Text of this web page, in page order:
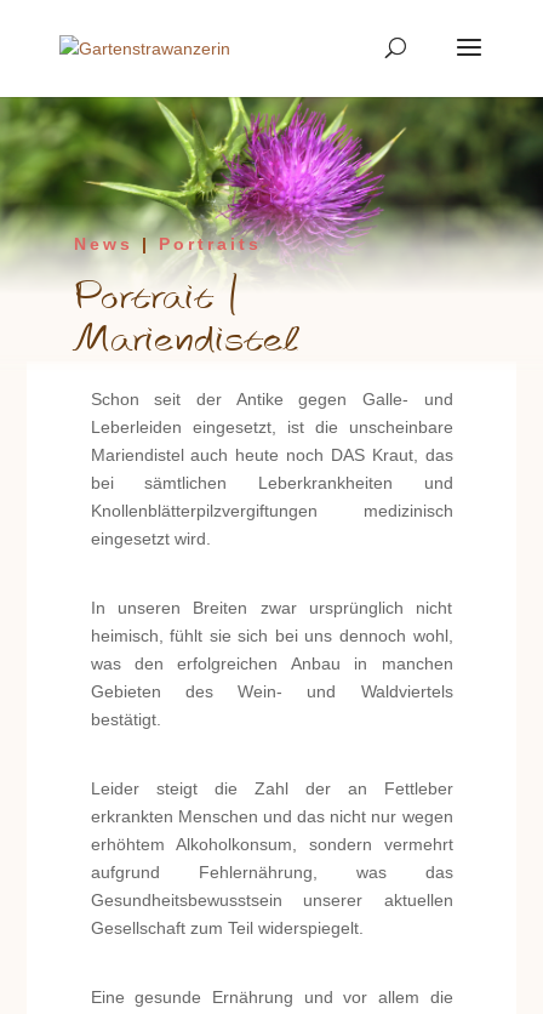
News|Portraits
Portrait |
Mariendistel
Schon seit der Antike gegen Galle- und
Leberleiden eingesetzt, ist die unscheinbare
Mariendistel auch heute noch DAS Kraut, das
bei sämtlichen Leberkrankheiten und
Knollenblätterpilzvergiftungen medizinisch
eingesetzt wird.
In unseren Breiten zwar ursprünglich nicht
heimisch, fühlt sie sich bei uns dennoch wohl,
was den erfolgreichen Anbau in manchen
Gebieten des Wein- und Waldviertels
bestätigt.
Leider steigt die Zahl der an Fettleber
erkrankten Menschen und das nicht nur wegen
erhöhtem Alkoholkonsum, sondern vermehrt
aufgrund Fehlernährung, was das
Gesundheitsbewusstsein unserer aktuellen
Gesellschaft zum Teil widerspiegelt.
Eine gesunde Ernährung und vor allem die